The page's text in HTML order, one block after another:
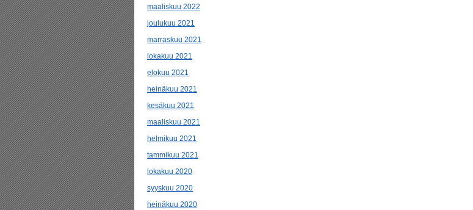
maaliskuu 2022
joulukuu 2021
marraskuu 2021
lokakuu 2021
elokuu 2021
heinäkuu 2021
kesäkuu 2021
maaliskuu 2021
helmikuu 2021
tammikuu 2021
lokakuu 2020
syyskuu 2020
heinäkuu 2020